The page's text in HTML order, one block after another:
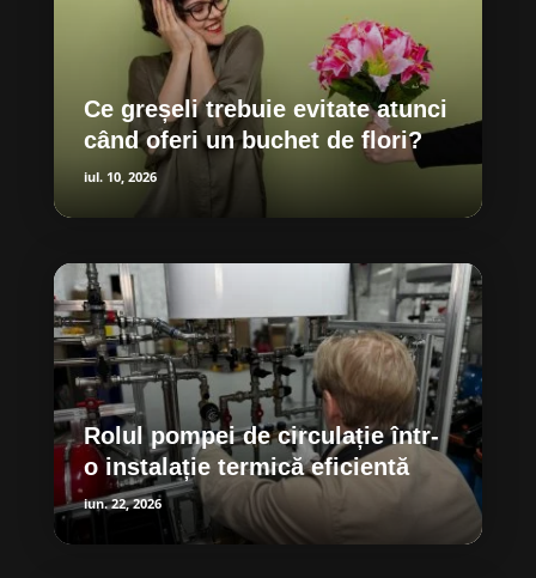
Ce greșeli trebuie evitate atunci
când oferi un buchet de flori?
iul. 10, 2026
Rolul pompei de circulație într-
o instalație termică eficientă
iun. 22, 2026